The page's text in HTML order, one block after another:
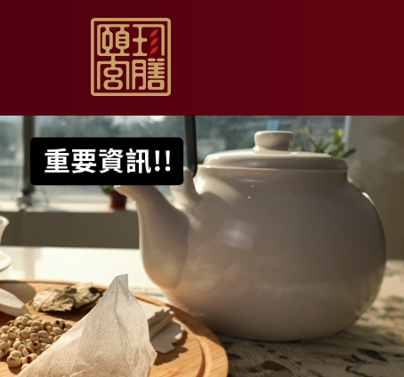
【限時促銷】玫瑰夏日
【居家月子DIY】坐月
【日常飲用】東方草本
【家庭食養】漢方藥膳
【伴手送禮】烏骨滴雞